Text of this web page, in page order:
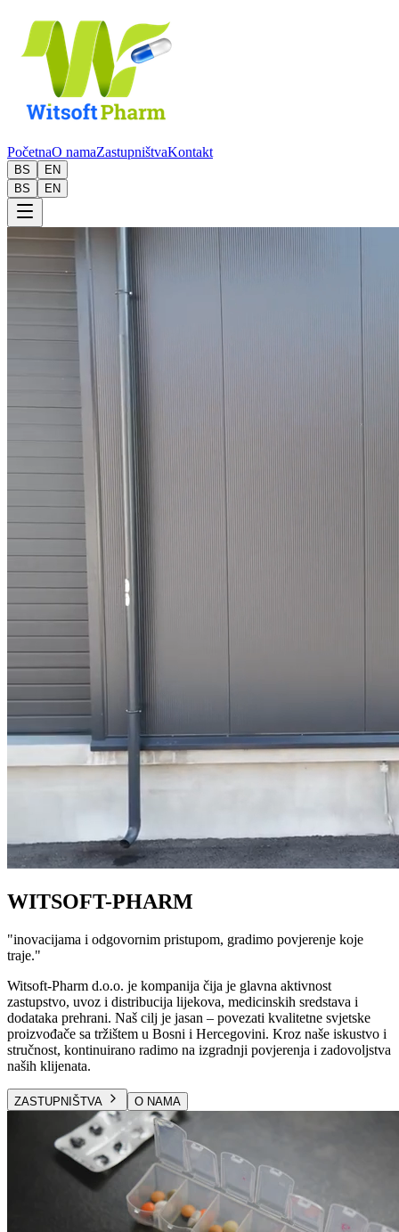
PočetnaO namaZastupništvaKontakt
BS
EN
BS
EN
WITSOFT-PHARM
"inovacijama i odgovornim pristupom, gradimo povjerenje koje
traje."
Witsoft-Pharm d.o.o. je kompanija čija je glavna aktivnost
zastupstvo, uvoz i distribucija lijekova, medicinskih sredstava i
dodataka prehrani. Naš cilj je jasan – povezati kvalitetne svjetske
proizvođače sa tržištem u Bosni i Hercegovini. Kroz naše iskustvo i
stručnost, kontinuirano radimo na izgradnji povjerenja i zadovoljstva
naših klijenata.
ZASTUPNIŠTVA O NAMA